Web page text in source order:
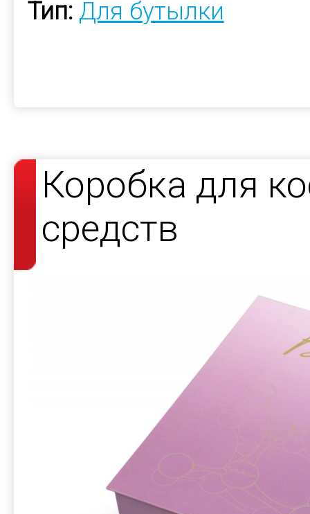
Тип: Для бутылки
Коробка для
средств